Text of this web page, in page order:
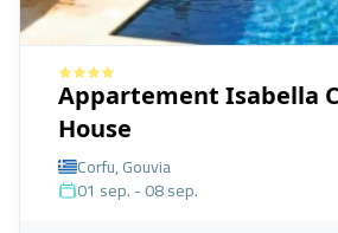
Appartement Isabella
House
Corfu, Gouvia
01 sep. - 08 sep.